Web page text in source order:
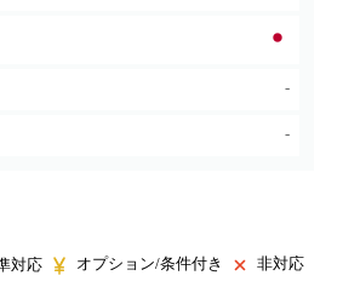
-
-
対応 オプション/条件付き 非対応